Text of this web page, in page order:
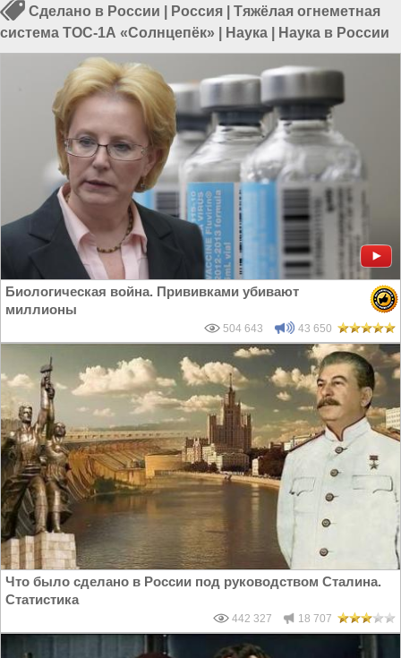
Сделано в России Россия
Тяжёлая огнеметная
система ТОС-1А «Солнцепёк»
Наука Наука в России
Биологическая война. Прививками убивают
миллионы
504 643 43 650
Что было сделано в России под руководством Сталина.
Статистика
442 327 18 707